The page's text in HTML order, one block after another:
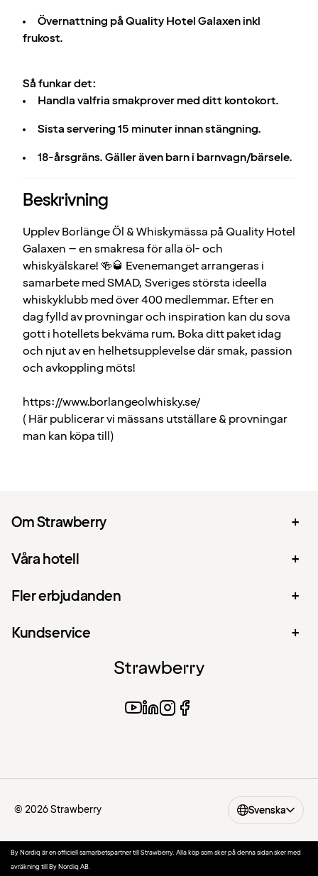
Övernattning på Quality Hotel Galaxen inkl
frukost.
Så funkar det:
Handla valfria smakprover med ditt kontokort.
Sista servering 15 minuter innan stängning.
18-årsgräns. Gäller även barn i barnvagn/bärsele.
Beskrivning
Upplev Borlänge Öl & Whiskymässa på Quality Hotel
Galaxen – en smakresa för alla öl- och
whiskyälskare! 🍻🥃 Evenemanget arrangeras i
samarbete med SMAD, Sveriges största ideella
whiskyklubb med över 400 medlemmar. Efter en
dag fylld av provningar och inspiration kan du sova
gott i hotellets bekväma rum. Boka ditt paket idag
och njut av en helhetsupplevelse där smak, passion
och avkoppling möts!
https://www.borlangeolwhisky.se/
( Här publicerar vi mässans utställare & provningar
man kan köpa till)
Om Strawberry
Våra hotell
Fler erbjudanden
Kundservice
© 2026 Strawberry Svenska
By Nordiq är en officiell samarbetspartner till Strawberry. Alla köp som sker på denna sidan sker med
avräkning till By Nordiq AB.